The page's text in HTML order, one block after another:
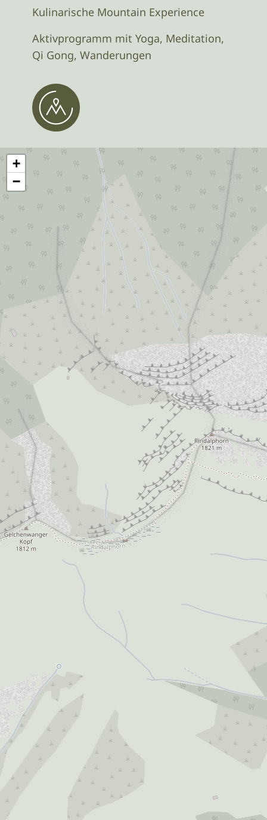
Kulinarische Mountain Experience
Aktivprogramm mit Yoga, Meditation,
Qi Gong, Wanderungen
+
−